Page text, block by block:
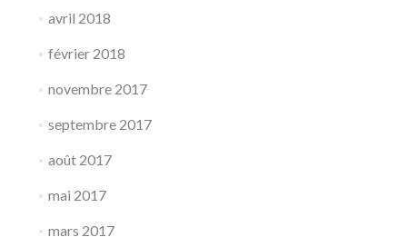
avril 2018
février 2018
novembre 2017
septembre 2017
août 2017
mai 2017
mars 2017